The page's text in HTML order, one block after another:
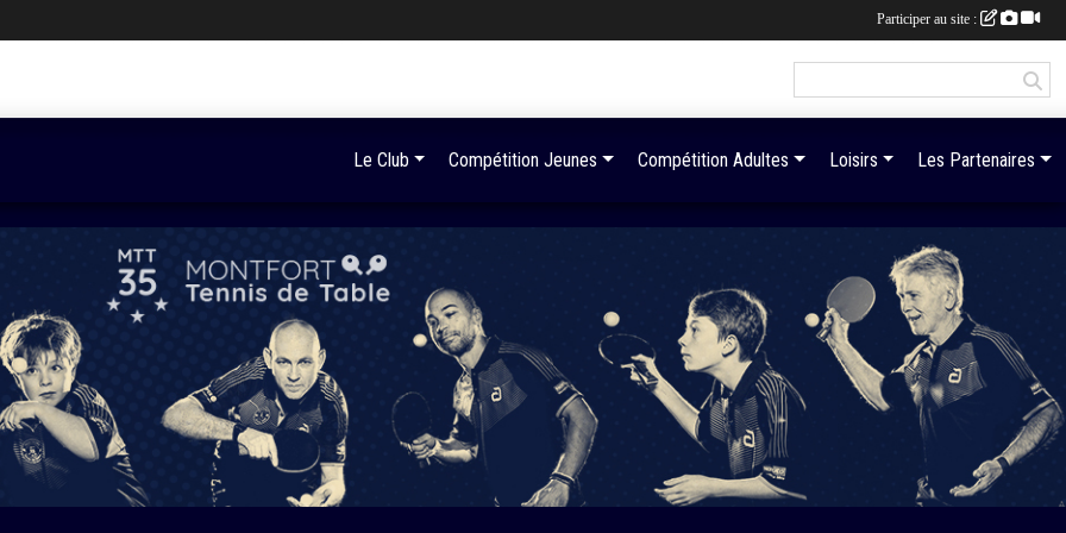
Le Club Compétition Jeunes Compétition Adultes Loisirs Les Partenaires
Participer au site :